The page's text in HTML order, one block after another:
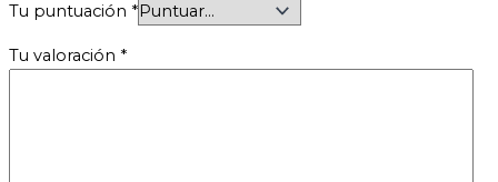
Tu puntuación *
Tu valoración *